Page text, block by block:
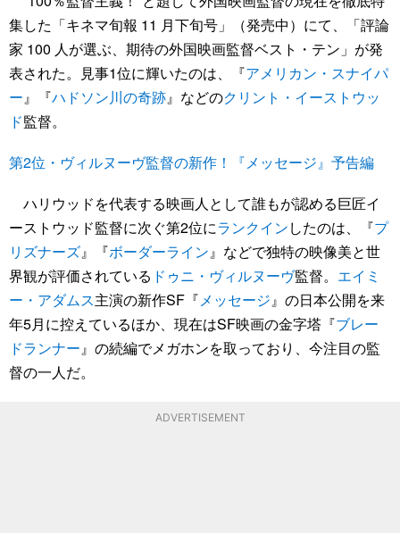
集した「キネマ旬報 11 月下旬号」（発売中）にて、「評論
家 100 人が選ぶ、期待の外国映画監督ベスト・テン」が発
表された。見事1位に輝いたのは、『アメリカン・スナイパ
ー』『ハドソン川の奇跡』などのクリント・イーストウッ
ド監督。
第2位・ヴィルヌーヴ監督の新作！『メッセージ』予告編
ハリウッドを代表する映画人として誰もが認める巨匠イ
ーストウッド監督に次ぐ第2位にランクインしたのは、『プ
リズナーズ』『ボーダーライン』などで独特の映像美と世
界観が評価されている ドゥニ・ヴィルヌーヴ監督。 エイミ
ー・アダムス主演の新作SF『メッセージ』の日本公開を来
年5月に控えているほか、現在はSF映画の金字塔『ブレー
ドランナー』の続編でメガホンを取っており、今注目の監
督の一人だ。
ADVERTISEMENT